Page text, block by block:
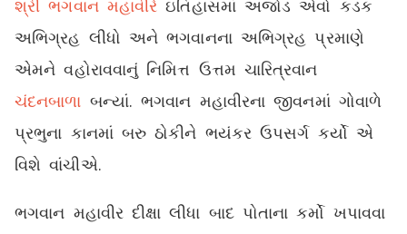
શ્રી ભગવાન મહાવીરે ઇતિહાસમાં અજોડ એવો કડક
અભિગ્રહ લીધો અને ભગવાનના અભિગ્રહ પ્રમાણે
એમને વહોરાવવાનું નિમિત્ત ઉત્તમ ચારિત્રવાન
ચંદનબાળા બન્યાં. ભગવાન મહાવીરના જીવનમાં ગોવાળે
પ્રભુના કાનમાં બરુ ઠોકીને ભયંકર ઉપસર્ગ કર્યો એ
વિશે વાંચીએ.
ભગવાન મહાવીર દીક્ષા લીધા બાદ પોતાના કર્મો ખપાવવા